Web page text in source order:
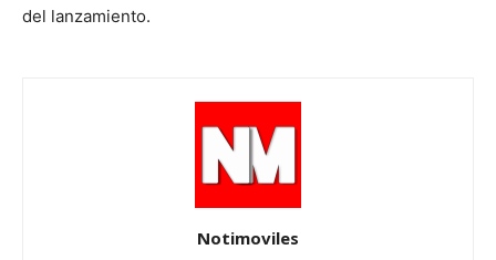
del lanzamiento.
Notimoviles